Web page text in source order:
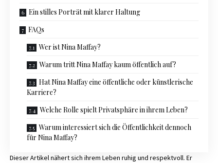
Ein stilles Porträt mit klarer Haltung
FAQs
Wer ist Nina Maffay?
Warum tritt Nina Maffay kaum öffentlich auf?
Hat Nina Maffay eine öffentliche oder künstlerische
Karriere?
Welche Rolle spielt Privatsphäre in ihrem Leben?
Warum interessiert sich die Öffentlichkeit dennoch
für Nina Maffay?
Dieser Artikel nähert sich ihrem Leben ruhig und respektvoll. Er